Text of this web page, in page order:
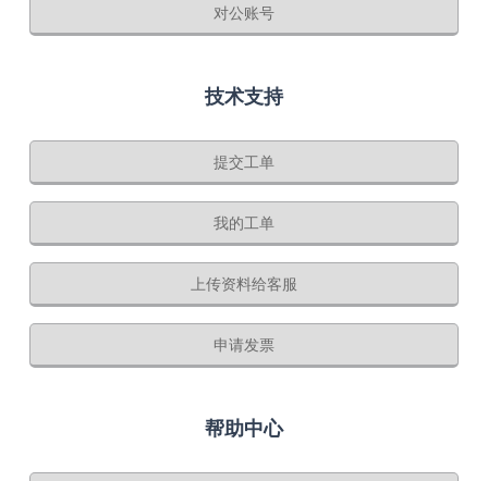
对公账号
技术支持
提交工单
我的工单
上传资料给客服
申请发票
帮助中心